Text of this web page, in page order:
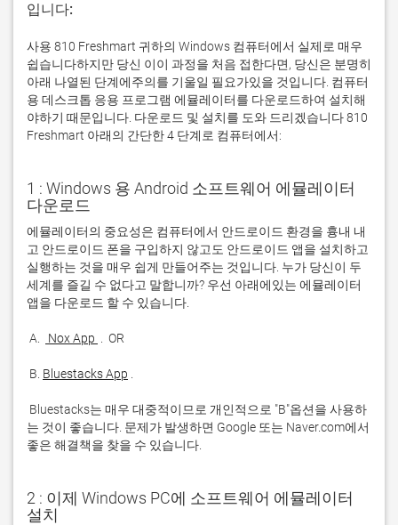
입니다:
사용 810 Freshmart 귀하의 Windows 컴퓨터에서 실제로 매우
쉽습니다하지만 당신 이이 과정을 처음 접한다면, 당신은 분명히
아래 나열된 단계에주의를 기울일 필요가있을 것입니다. 컴퓨터
용 데스크톱 응용 프로그램 에뮬레이터를 다운로드하여 설치해
야하기 때문입니다. 다운로드 및 설치를 도와 드리겠습니다 810
Freshmart 아래의 간단한 4 단계로 컴퓨터에서:
1 : Windows 용 Android 소프트웨어 에뮬레이터
다운로드
에뮬레이터의 중요성은 컴퓨터에서 안드로이드 환경을 흉내 내
고 안드로이드 폰을 구입하지 않고도 안드로이드 앱을 설치하고
실행하는 것을 매우 쉽게 만들어주는 것입니다. 누가 당신이 두
세계를 즐길 수 없다고 말합니까? 우선 아래에있는 에뮬레이터
A. Nox App
B. Bluestacks App
는 것이 좋습니다. 문제가 발생하면 Google 또는 Naver.com에서
좋은 해결책을 찾을 수 있습니다.
2 : 이제 Windows PC에 소프트웨어 에뮬레이터
설치